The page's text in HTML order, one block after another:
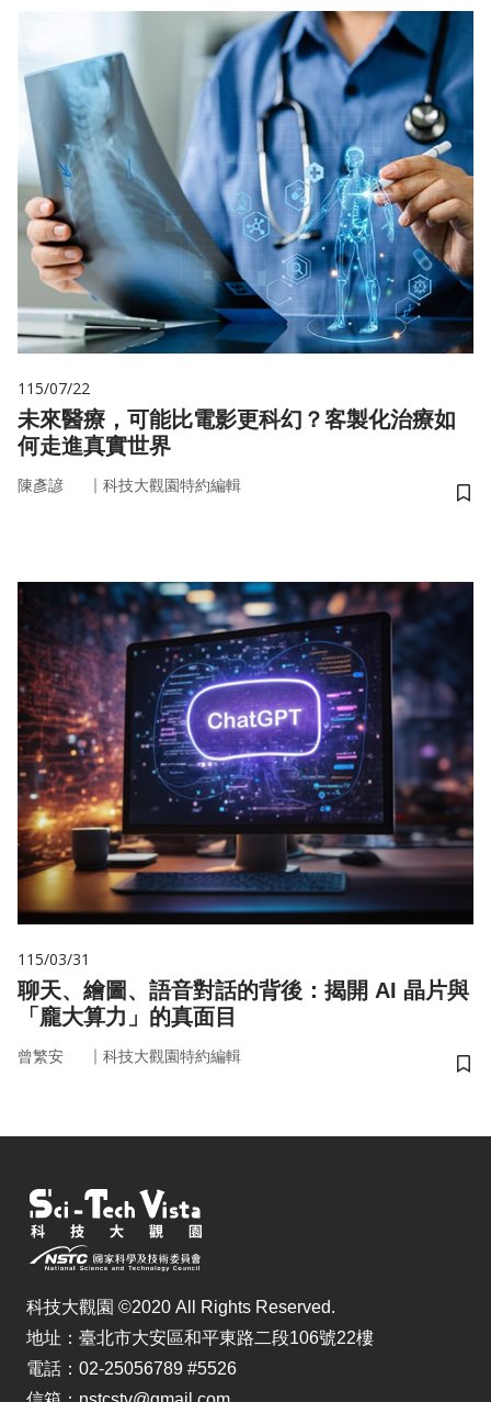
115/07/22
未來醫療，可能比電影更科幻？客製化治療如
何走進真實世界
陳彥諺 ｜ 科技大觀園特約編輯
儲
115/03/31
聊天、繪圖、語音對話的背後：揭開 AI 晶片與
「龐大算力」的真面目
曾繁安 ｜ 科技大觀園特約編輯
儲
科技大觀園 ©2020 All Rights Reserved.
地址：臺北市大安區和平東路二段106號22樓
電話：02-25056789 #5526